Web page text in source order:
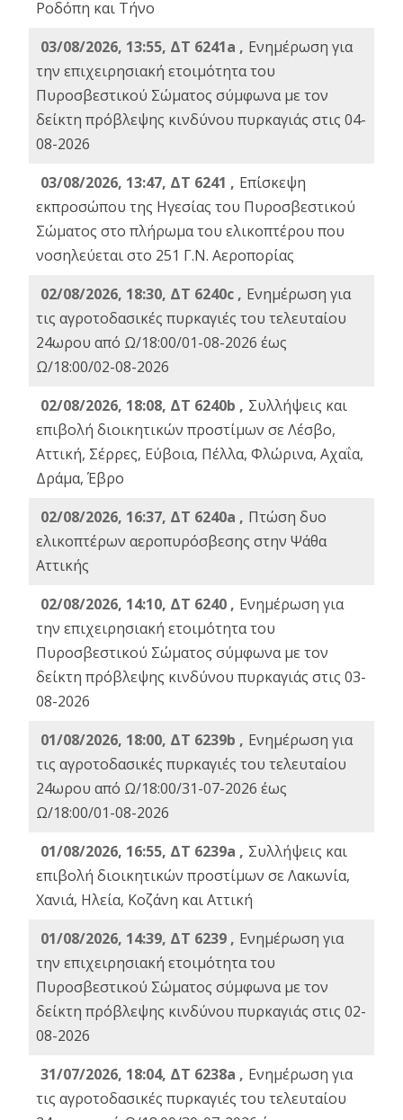
Ροδόπη και Τήνο
03/08/2026, 13:55, ΔΤ 6241a , Ενημέρωση για
την επιχειρησιακή ετοιμότητα του
Πυροσβεστικού Σώματος σύμφωνα με τον
δείκτη πρόβλεψης κινδύνου πυρκαγιάς στις 04-
08-2026
03/08/2026, 13:47, ΔΤ 6241 , Επίσκεψη
εκπροσώπου της Ηγεσίας του Πυροσβεστικού
Σώματος στο πλήρωμα του ελικοπτέρου που
νοσηλεύεται στο 251 Γ.Ν. Αεροπορίας
02/08/2026, 18:30, ΔΤ 6240c , Ενημέρωση για
τις αγροτοδασικές πυρκαγιές του τελευταίου
24ωρου από Ω/18:00/01-08-2026 έως
Ω/18:00/02-08-2026
02/08/2026, 18:08, ΔΤ 6240b , Συλλήψεις και
επιβολή διοικητικών προστίμων σε Λέσβο,
Αττική, Σέρρες, Εύβοια, Πέλλα, Φλώρινα, Αχαΐα,
Δράμα, Έβρο
02/08/2026, 16:37, ΔΤ 6240a , Πτώση δυο
ελικοπτέρων αεροπυρόσβεσης στην Ψάθα
Αττικής
02/08/2026, 14:10, ΔΤ 6240 , Ενημέρωση για
την επιχειρησιακή ετοιμότητα του
Πυροσβεστικού Σώματος σύμφωνα με τον
δείκτη πρόβλεψης κινδύνου πυρκαγιάς στις 03-
08-2026
01/08/2026, 18:00, ΔΤ 6239b , Ενημέρωση για
τις αγροτοδασικές πυρκαγιές του τελευταίου
24ωρου από Ω/18:00/31-07-2026 έως
Ω/18:00/01-08-2026
01/08/2026, 16:55, ΔΤ 6239a , Συλλήψεις και
επιβολή διοικητικών προστίμων σε Λακωνία,
Χανιά, Ηλεία, Κοζάνη και Αττική
01/08/2026, 14:39, ΔΤ 6239 , Ενημέρωση για
την επιχειρησιακή ετοιμότητα του
Πυροσβεστικού Σώματος σύμφωνα με τον
δείκτη πρόβλεψης κινδύνου πυρκαγιάς στις 02-
08-2026
31/07/2026, 18:04, ΔΤ 6238a , Ενημέρωση για
τις αγροτοδασικές πυρκαγιές του τελευταίου